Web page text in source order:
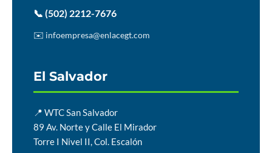
📞 (502) 2212-7676
✉️ infoempresa@enlacegt.com
El Salvador
📍 WTC San Salvador
89 Av. Norte y Calle El Mirador
Torre I Nivel II, Col. Escalón